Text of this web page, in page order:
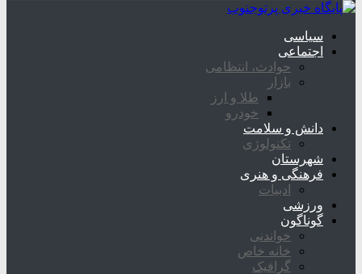
سیاسی
اجتماعی
حوادث، انتظامی
بازار
طلا و ارز
خودرو
دانش و سلامت
تکنولوژی
شهرستان
فرهنگی و هنری
ادبیات
ورزشی
گوناگون
خواندنی
خانه خاص
گرافیک